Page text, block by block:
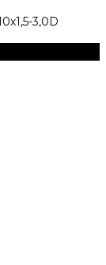
3,0D